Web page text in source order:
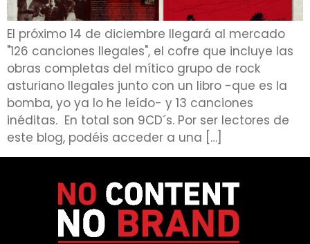
El próximo 14 de diciembre llegará al mercado
"126 canciones Ilegales", el cofre que incluye las
obras completas del mítico grupo de rock
asturiano Ilegales junto con un libro -que es la
bomba, yo ya lo he leído- y 13 canciones
inéditas. En total son 9CD´s. Por ser lectores de
este blog, podéis acceder a una […]